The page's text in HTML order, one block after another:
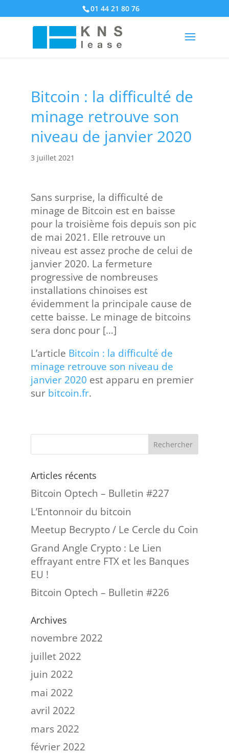
01 44 21 80 76
Bitcoin : la difficulté de
minage retrouve son
niveau de janvier 2020
3 juillet 2021
Sans surprise, la difficulté de
minage de Bitcoin est en baisse
pour la troisième fois depuis son pic
de mai 2021. Elle retrouve un
niveau est assez proche de celui de
janvier 2020. La fermeture
progressive de nombreuses
installations chinoises est
évidemment la principale cause de
cette baisse. Le minage de bitcoins
sera donc pour […]
L’article Bitcoin : la difficulté de
minage retrouve son niveau de
janvier 2020 est apparu en premier
sur bitcoin.fr.
Articles récents
Bitcoin Optech – Bulletin #227
L’Entonnoir du bitcoin
Meetup Becrypto / Le Cercle du Coin
Grand Angle Crypto : Le Lien
effrayant entre FTX et les Banques
EU !
Bitcoin Optech – Bulletin #226
Archives
novembre 2022
juillet 2022
juin 2022
mai 2022
avril 2022
mars 2022
février 2022